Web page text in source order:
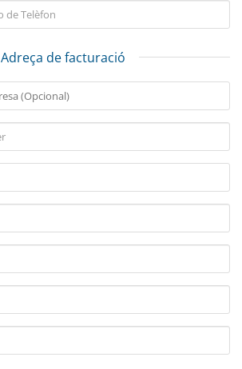
Adreça de facturació